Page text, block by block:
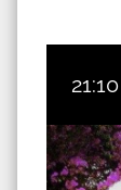
21:10